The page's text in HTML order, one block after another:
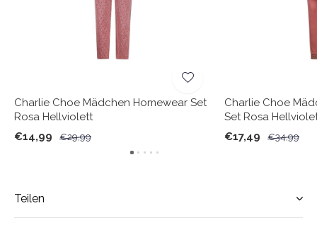
Charlie Choe Mädchen Homewear Set
Rosa Hellviolett
€14,99
€29,99
Charlie Choe
Set Rosa
€17,49
€34,99
Teilen